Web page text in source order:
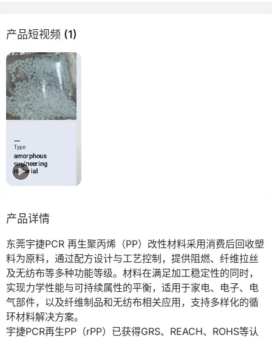
产品详情
东莞宇捷PCR 再生聚丙烯（PP）改性材料采用消费后回收塑
料为原料，通过配方设计与工艺控制，提供阻燃、纤维拉丝
及无纺布等多种功能等级。材料在满足加工稳定性的同时，
实现力学性能与可持续属性的平衡，适用于家电、电子、电
气部件，以及纤维制品和无纺布相关应用，支持多样化的循
环材料解决方案。
宇捷PCR再生PP（rPP）已获得GRS、REACH、ROHS等认
产品短视频 (1)